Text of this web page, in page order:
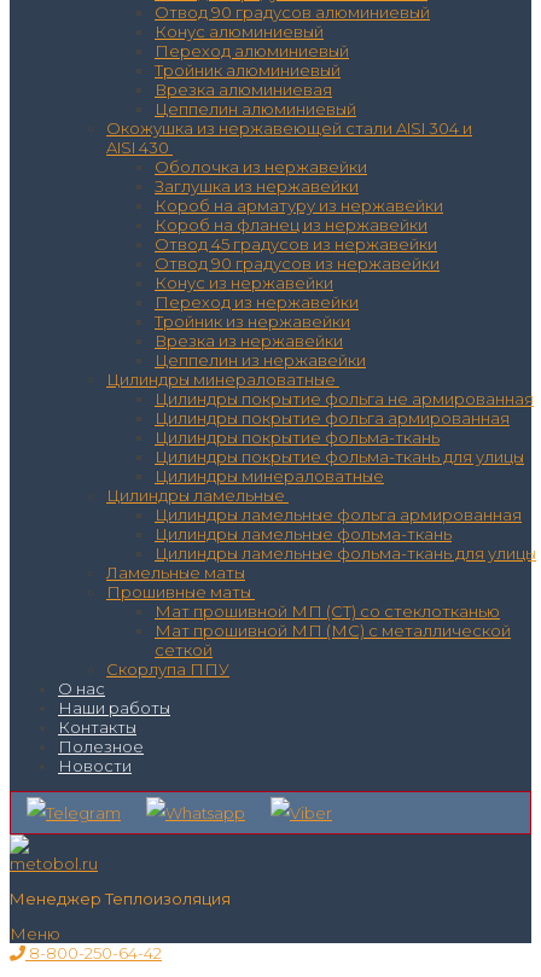
Отвод 90 градусов алюминиевый
Конус алюминиевый
Переход алюминиевый
Тройник алюминиевый
Врезка алюминиевая
Цеппелин алюминиевый
Окожушка из нержавеющей стали AISI 304 и
AISI 430
Оболочка из нержавейки
Заглушка из нержавейки
Короб на арматуру из нержавейки
Короб на фланец из нержавейки
Отвод 45 градусов из нержавейки
Отвод 90 градусов из нержавейки
Конус из нержавейки
Переход из нержавейки
Тройник из нержавейки
Врезка из нержавейки
Цеппелин из нержавейки
Цилиндры минераловатные
Цилиндры покрытие фольга не армированная
Цилиндры покрытие фольга армированная
Цилиндры покрытие фольма-ткань
Цилиндры покрытие фольма-ткань для улицы
Цилиндры минераловатные
Цилиндры ламельные
Цилиндры ламельные фольга армированная
Цилиндры ламельные фольма-ткань
Цилиндры ламельные фольма-ткань для улицы
Ламельные маты
Прошивные маты
Мат прошивной МП (СТ) со стеклотканью
Мат прошивной МП (МС) с металлической
сеткой
Скорлупа ППУ
О нас
Наши работы
Контакты
Полезное
Новости
Менеджер Теплоизоляция
Меню
8-800-250-64-42